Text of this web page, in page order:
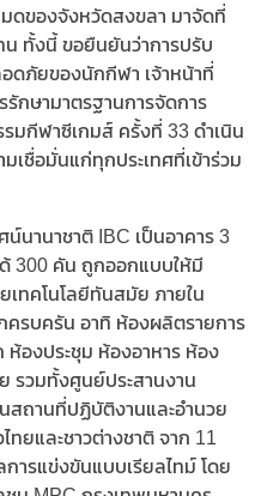
ดของจังหวัดสงขลา มาจัดที่
ทั้งนี้ ขอยืนยันว่าการปรับ
ดภัยของนักกีฬา เจ้าหน้าที่
รักษามาตรฐานการจัดการ
มกีฬาซีเกมส์ ครั้งที่ 33 ดำเนิน
เชื่อมั่นแก่ทุกประเทศที่เข้าร่วม
นานาชาติ IBC เป็นอาคาร 3
300 คัน ถูกออกแบบให้มี
เทคโนโลยีทันสมัย ภายใน
ครบครัน อาทิ ห้องผลิตรายการ
องประชุม ห้องอาหาร ห้อง
รวมทั้งศูนย์ประสานงาน
สถานที่ปฏิบัติงานและอำนวย
ทยและชาวต่างชาติ จาก 11
ารแข่งขันแบบเรียลไทม์ โดย